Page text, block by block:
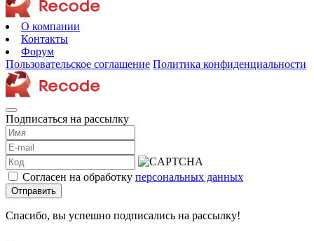
О компании
Контакты
Форум
Пользовательское соглашение Политика конфиденциальности
Подписаться на рассылку
Согласен на обработку персональных данных
Отправить
Спасибо, вы успешно подписались на рассылку!